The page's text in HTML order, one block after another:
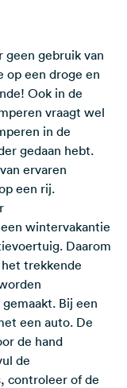
geen gebruik van
op een droge en
Ook in de
vraagt wel
in de
gedaan hebt.
ervaren
een rij.
wintervakantie
Daarom
trekkende
Bij een
een auto. De
de hand
de
controleer of de